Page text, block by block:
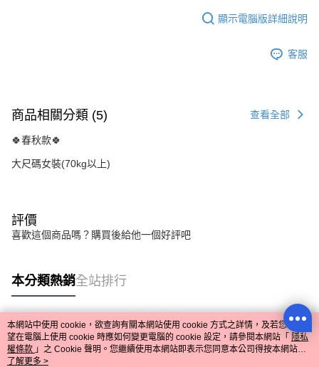
顯示電腦版詳細說明
客服
商品相關分類 (5) 查看全部
🍀春秋款🍀
大尺碼女裝(70kg以上)
評價
喜歡這個商品嗎？購買後給他一個好評吧
本分類熱銷全站排行
熱門標籤
本網站中使用 cookie，欲查詢有關本網站使用 cookie 方式之詳情，及若您不希
望在電腦上使用 cookie 時應如何變更電腦的 cookie 設定，請參閱本網站「 隱私
權條款 」之 Cookie 聲明。您繼續使用本網站即表示您同意本公司得按本網站使
用條款之 Cookie 聲明使用 cookie。
了解更多 >